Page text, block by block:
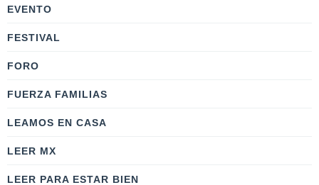
EVENTO
FESTIVAL
FORO
FUERZA FAMILIAS
LEAMOS EN CASA
LEER MX
LEER PARA ESTAR BIEN